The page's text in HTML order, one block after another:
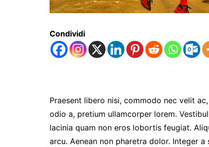
Condividi
Praesent libero nisi, commodo nec velit
odio a, pretium ullamcorper lorem.
lacinia quam non eros lobortis feugiat.
arcu. Aenean non pharetra dolor. Integer